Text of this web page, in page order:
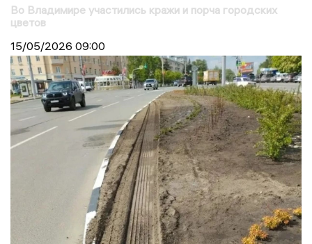
Во Владимире участились кражи и порча городских
цветов
15/05/2026 09:00